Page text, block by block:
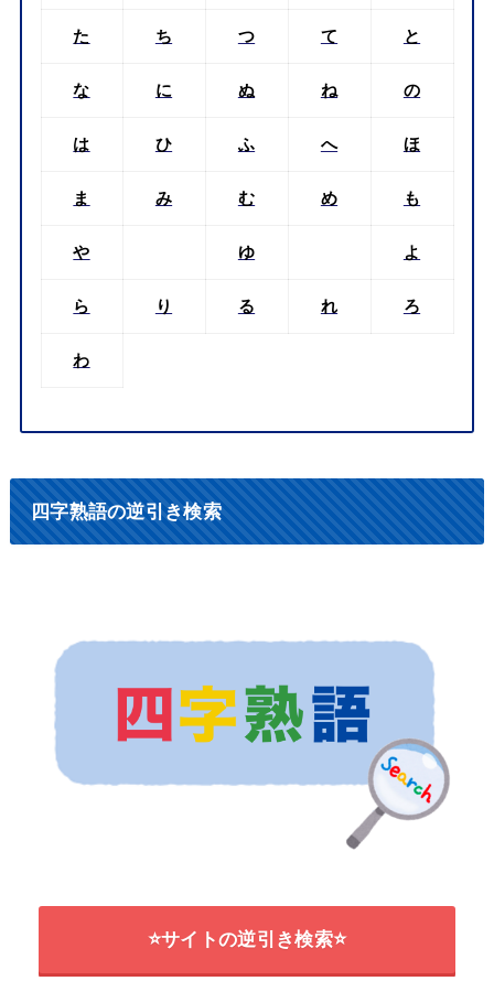
た ち つ て と
な に ぬ ね の
は ひ ふ へ ほ
ま み む め も
や ゆ よ
ら り る れ ろ
わ
四字熟語の逆引き検索
⭐サイトの逆引き検索⭐